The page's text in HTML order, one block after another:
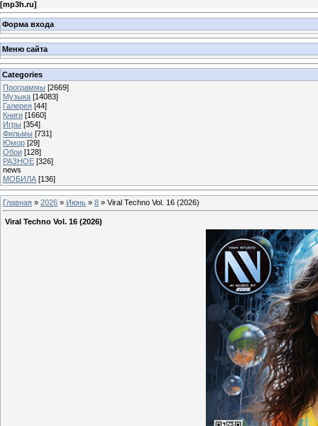
[mp3h.ru]
Форма входа
Меню сайта
Categories
Программы [2669]
Музыка [14083]
Галерея [44]
Книги [1660]
Игры [354]
Фильмы [731]
Юмор [29]
Обои [128]
РАЗНОЕ [326]
news
МОБИЛА [136]
Главная » 2026 » Июнь » 8 » Viral Techno Vol. 16 (2026)
Viral Techno Vol. 16 (2026)